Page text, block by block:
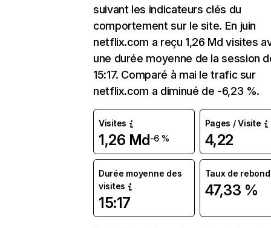
suivant les indicateurs clés du
comportement sur le site. En juin
netflix.com a reçu 1,26 Md visites
une durée moyenne de la session
15:17. Comparé à mai le trafic sur
netflix.com a diminué de -6,23 %.
Visites
1,26 Md-6 %
Pages / Visite
4,22
Durée moyenne des
visites
15:17
Taux de rebond
47,33 %